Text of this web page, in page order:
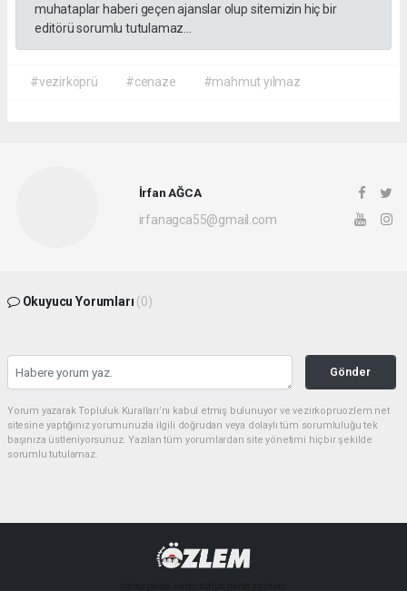
muhataplar haberi geçen ajanslar olup sitemizin hiç bir
editörü sorumlu tutulamaz...
#vezirköprü #cenaze #mahmut yılmaz
İrfan AĞCA
irfanagca55@gmail.com
Okuyucu Yorumları (0)
Gönder
Yorum yazarak Topluluk Kuralları’nı kabul etmiş bulunuyor ve vezirkopruozlem.net
sitesine yaptığınız yorumunuzla ilgili doğrudan veya dolaylı tüm sorumluluğu tek
başınıza üstleniyorsunuz. Yazılan tüm yorumlardan site yönetimi hiçbir şekilde
sorumlu tutulamaz.